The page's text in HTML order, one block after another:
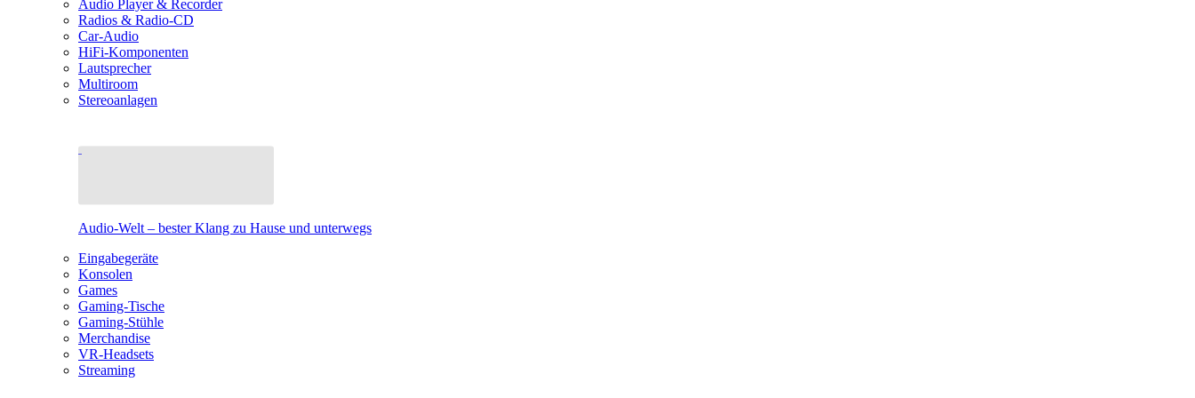
Audio Player & Recorder
Radios & Radio-CD
Car-Audio
HiFi-Komponenten
Lautsprecher
Multiroom
Stereoanlagen
Audio-Welt – bester Klang zu Hause und unterwegs
Eingabegeräte
Konsolen
Games
Gaming-Tische
Gaming-Stühle
Merchandise
VR-Headsets
Streaming